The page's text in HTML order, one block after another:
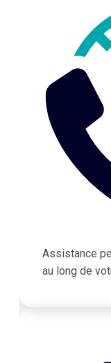
Assistance
au long de